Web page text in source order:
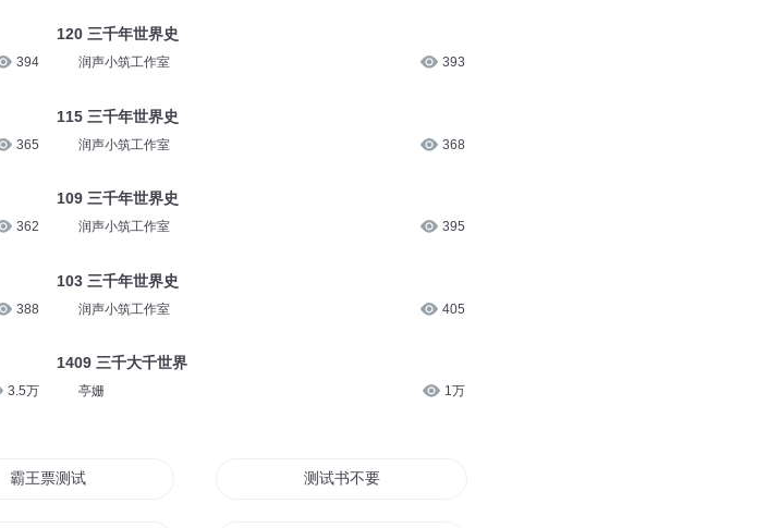
394
365
362
388
3.5万
120 三千年世界史
润声小筑工作室 393
115 三千年世界史
润声小筑工作室 368
109 三千年世界史
润声小筑工作室 395
103 三千年世界史
润声小筑工作室 405
1409 三千大千世界
亭姗 1万
霸王票测试 测试书不要动看下签约